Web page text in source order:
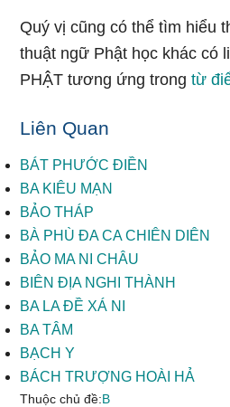
Quý vị cũng có thể tìm hiểu
thuật ngữ Phật học khác có
PHẬT tương ứng trongtừ
Liên Quan
BÁT PHƯỚC ĐIỀN
BA KIÊU MẠN
BẢO THÁP
BÀ PHÙ ĐA CA CHIÊN DIÊN
BẢO MA NI CHÂU
BIÊN ĐỊA NGHI THÀNH
BA LA ĐỀ XÁ NI
BA TÂM
BẠCH Y
BÁCH TRƯỢNG HOÀI HẢ
Thuộc chủ đề:B